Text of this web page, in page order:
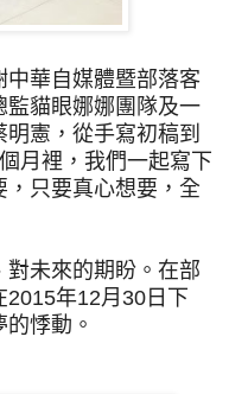
中華自媒體暨部落客
貓眼娜娜團隊及一
憲，從手寫初稿到
月裡，我們一起寫下
只要真心想要，全
未來的期盼。在部
年12月30日下
悸動。